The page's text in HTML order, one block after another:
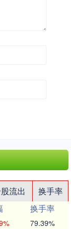
流出
换手率
换手率
79.39%